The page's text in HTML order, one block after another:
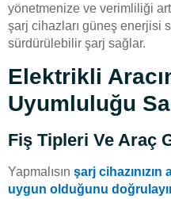
yönetmenize ve verimliliği
şarj cihazları güneş enerjisi
sürdürülebilir şarj sağlar.
Elektrikli
Uyumluluğu
Fiş Tipleri Ve Araç
Yapmalısın şarj cihazınızın
uygun olduğunu